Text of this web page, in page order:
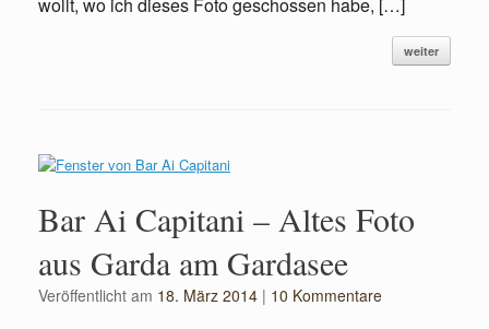
weiter
Bar Ai Capitani – Altes Foto
aus Garda am Gardasee
Veröffentlicht am 18. März 2014 | 10 Kommentare